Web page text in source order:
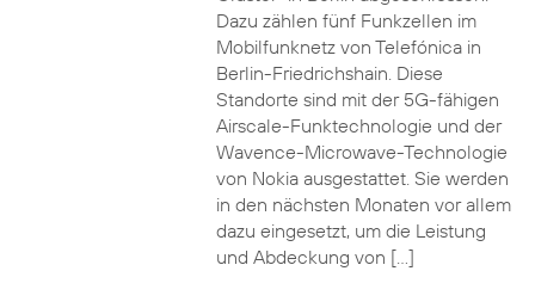
Dazu zählen fünf Funkzellen im
Mobilfunknetz von Telefónica in
Berlin-Friedrichshain. Diese
Standorte sind mit der 5G-fähigen
Airscale-Funktechnologie und der
Wavence-Microwave-Technologie
von Nokia ausgestattet. Sie werden
in den nächsten Monaten vor allem
dazu eingesetzt, um die Leistung
und Abdeckung von […]